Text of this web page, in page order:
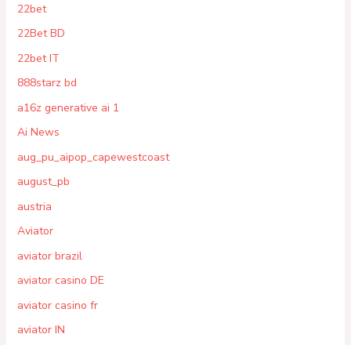
22bet
22Bet BD
22bet IT
888starz bd
a16z generative ai 1
Ai News
aug_pu_aipop_capewestcoast
august_pb
austria
Aviator
aviator brazil
aviator casino DE
aviator casino fr
aviator IN